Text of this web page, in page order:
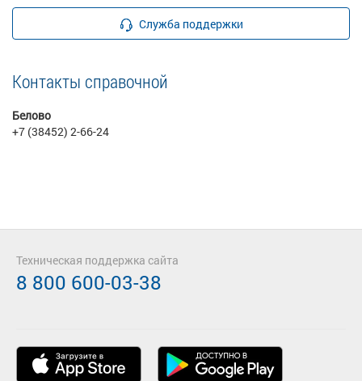
Служба поддержки
Контакты справочной
Белово
+7 (38452) 2-66-24
Техническая поддержка сайта
8 800 600-03-38